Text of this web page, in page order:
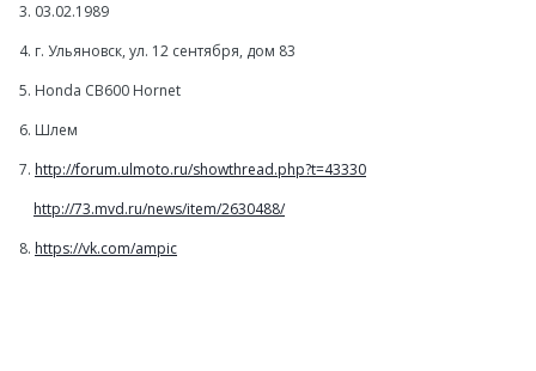
3. 03.02.1989
4. г. Ульяновск, ул. 12 сентября, дом 83
5. Honda CB600 Hornet
6. Шлем
7. http://forum.ulmoto.ru/showthread.php?t=43330
http://73.mvd.ru/news/item/2630488/
8. https://vk.com/ampic